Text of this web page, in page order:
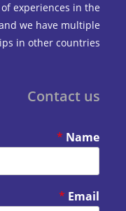
experiences in the
we have multiple
in other countries.
Contact us
Name
*
Email
*